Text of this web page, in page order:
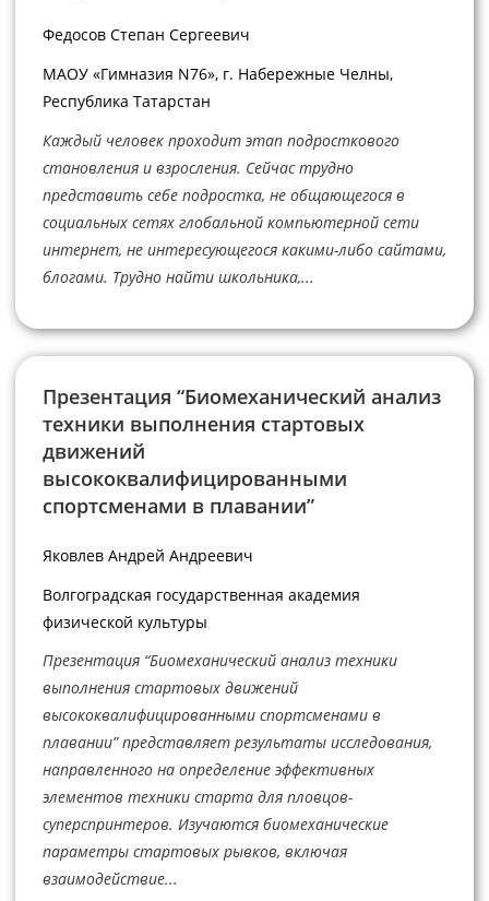
Федосов Степан Сергеевич
МАОУ «Гимназия N76», г. Набережные Челны,
Республика Татарстан
Каждый человек проходит этап подросткового
становления и взросления. Сейчас трудно
представить себе подростка, не общающегося в
социальных сетях глобальной компьютерной сети
интернет, не интересующегося какими-либо сайтами,
блогами. Трудно найти школьника,...
Презентация “Биомеханический анализ
техники выполнения cтартовых
движений
высококвалифицированными
спортсменами в плавании”
Яковлев Андрей Андреевич
Волгоградская государственная академия
физической культуры
Презентация “Биомеханический анализ техники
выполнения стартовых движений
высококвалифицированными спортсменами в
плавании” представляет результаты исследования,
направленного на определение эффективных
элементов техники старта для пловцов-
суперспринтеров. Изучаются биомеханические
параметры стартовых рывков, включая
взаимодействие...